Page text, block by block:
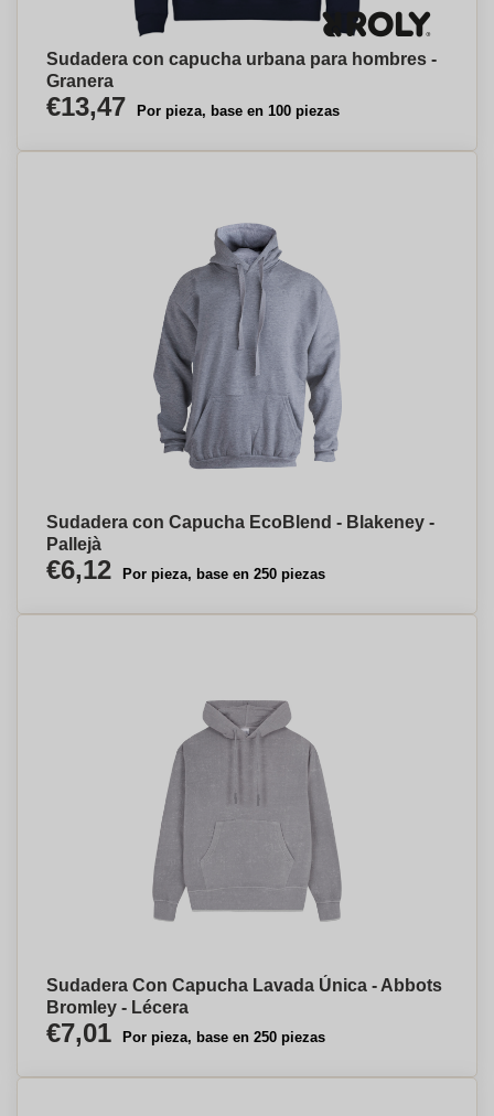
Sudadera con capucha urbana para hombres -
Granera
€13,47 Por pieza, base en 100 piezas
Sudadera con Capucha EcoBlend - Blakeney -
Pallejà
€6,12 Por pieza, base en 250 piezas
Sudadera Con Capucha Lavada Única - Abbots
Bromley - Lécera
€7,01 Por pieza, base en 250 piezas